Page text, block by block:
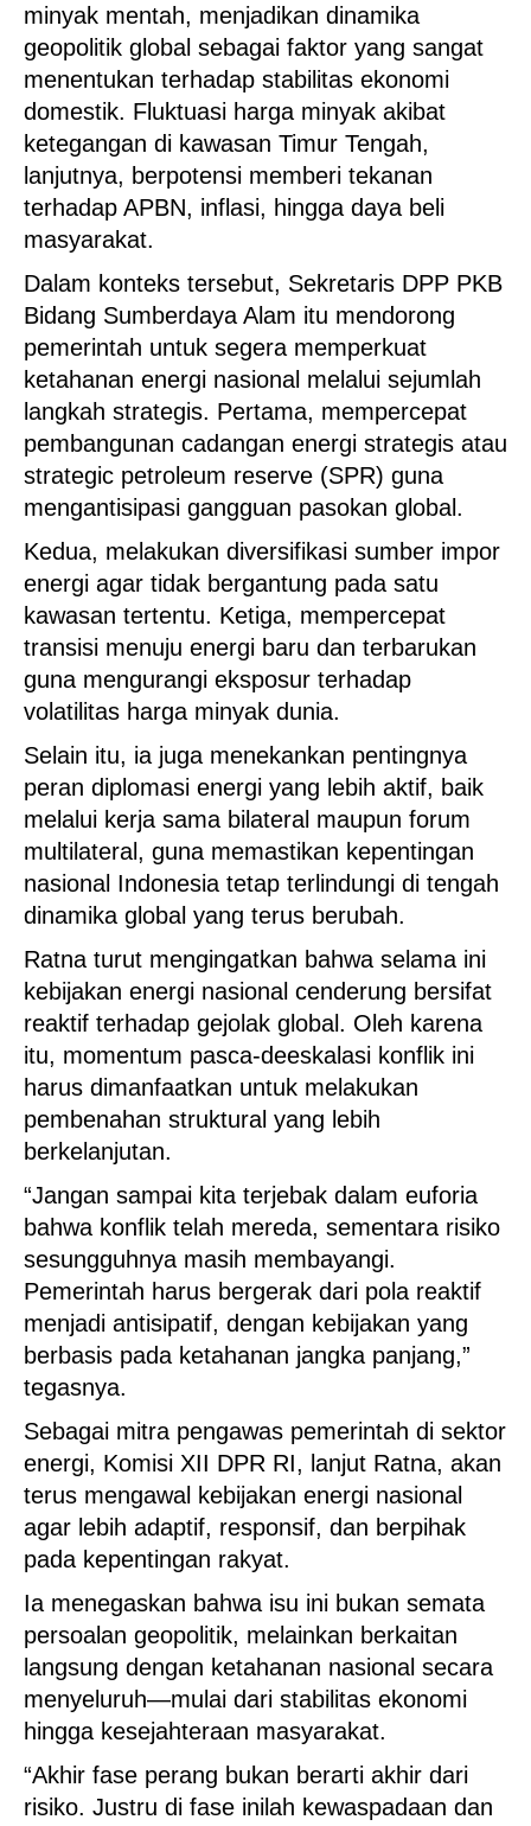
minyak mentah, menjadikan dinamika
geopolitik global sebagai faktor yang sangat
menentukan terhadap stabilitas ekonomi
domestik. Fluktuasi harga minyak akibat
ketegangan di kawasan Timur Tengah,
lanjutnya, berpotensi memberi tekanan
terhadap APBN, inflasi, hingga daya beli
masyarakat.
Dalam konteks tersebut, Sekretaris DPP PKB
Bidang Sumberdaya Alam itu mendorong
pemerintah untuk segera memperkuat
ketahanan energi nasional melalui sejumlah
langkah strategis. Pertama, mempercepat
pembangunan cadangan energi strategis atau
strategic petroleum reserve (SPR) guna
mengantisipasi gangguan pasokan global.
Kedua, melakukan diversifikasi sumber impor
energi agar tidak bergantung pada satu
kawasan tertentu. Ketiga, mempercepat
transisi menuju energi baru dan terbarukan
guna mengurangi eksposur terhadap
volatilitas harga minyak dunia.
Selain itu, ia juga menekankan pentingnya
peran diplomasi energi yang lebih aktif, baik
melalui kerja sama bilateral maupun forum
multilateral, guna memastikan kepentingan
nasional Indonesia tetap terlindungi di tengah
dinamika global yang terus berubah.
Ratna turut mengingatkan bahwa selama ini
kebijakan energi nasional cenderung bersifat
reaktif terhadap gejolak global. Oleh karena
itu, momentum pasca-deeskalasi konflik ini
harus dimanfaatkan untuk melakukan
pembenahan struktural yang lebih
berkelanjutan.
“Jangan sampai kita terjebak dalam euforia
bahwa konflik telah mereda, sementara risiko
sesungguhnya masih membayangi.
Pemerintah harus bergerak dari pola reaktif
menjadi antisipatif, dengan kebijakan yang
berbasis pada ketahanan jangka panjang,”
tegasnya.
Sebagai mitra pengawas pemerintah di sektor
energi, Komisi XII DPR RI, lanjut Ratna, akan
terus mengawal kebijakan energi nasional
agar lebih adaptif, responsif, dan berpihak
pada kepentingan rakyat.
Ia menegaskan bahwa isu ini bukan semata
persoalan geopolitik, melainkan berkaitan
langsung dengan ketahanan nasional secara
menyeluruh—mulai dari stabilitas ekonomi
hingga kesejahteraan masyarakat.
“Akhir fase perang bukan berarti akhir dari
risiko. Justru di fase inilah kewaspadaan dan